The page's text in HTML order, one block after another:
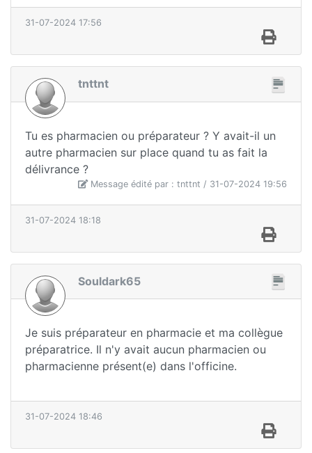
31-07-2024 17:56
tnttnt
Tu es pharmacien ou préparateur ? Y avait-il un
autre pharmacien sur place quand tu as fait la
délivrance ?
Message édité par : tnttnt / 31-07-2024 19:56
31-07-2024 18:18
Souldark65
Je suis préparateur en pharmacie et ma collègue
préparatrice. Il n'y avait aucun pharmacien ou
pharmacienne présent(e) dans l'officine.
31-07-2024 18:46